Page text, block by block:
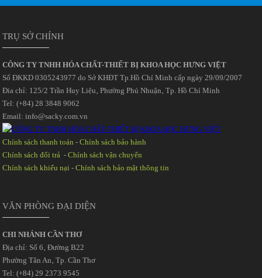
TRỤ SỞ CHÍNH
CÔNG TY TNHH HÓA CHẤT-THIẾT BỊ KHOA HỌC HƯNG VIỆT
Số ĐKKD 0305243977 do Sở KHĐT Tp.Hồ Chí Minh cấp ngày 29/09/2007
Đia chỉ: 125/2 Trần Huy Liệu‚ Phường Phú Nhuận‚ Tp. Hồ Chí Minh
Tel: (+84) 28 3848 9062
Email: info@sacky.com.vn
Chính sách thanh toán -Chính sách bảo hành
Chính sách đổi trả -Chính sách vận chuyển
Chính sách khiếu nại -Chính sách bảo mật thông tin
VĂN PHÒNG ĐẠI DIỆN
CHI NHÁNH CẦN THƠ
Địa chỉ: Số 6‚ Đường B22
Phường Tân An‚ Tp. Cần Thơ
Tel: (+84) 29 2373 9545